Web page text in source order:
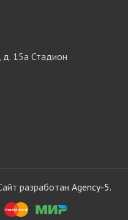
д. 15а Стадион
разработан Agency-5.